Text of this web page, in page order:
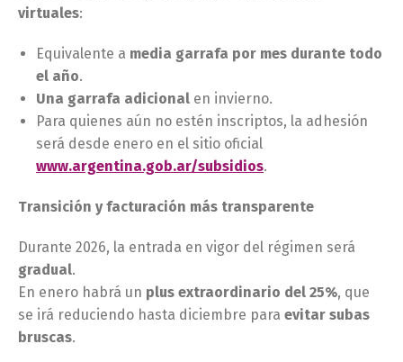
virtuales:
Equivalente a media garrafa por mes durante todo
el año.
Una garrafa adicional en invierno.
Para quienes aún no estén inscriptos, la adhesión
será desde enero en el sitio oficial
www.argentina.gob.ar/subsidios.
Transición y facturación más transparente
Durante 2026, la entrada en vigor del régimen será
gradual.
En enero habrá un plus extraordinario del 25%, que
se irá reduciendo hasta diciembre para evitar subas
bruscas.